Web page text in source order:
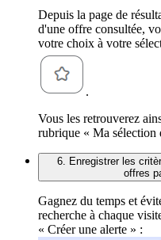
Depuis la page de
d'une offre consultée,
votre choix à votre
.
Vous les retrouverez
rubrique « Ma sélection
6. Enregistrer les
offres
Gagnez du temps et
recherche à chaque
« Créer une alerte » :